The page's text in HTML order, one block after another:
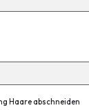
Haare abschneiden